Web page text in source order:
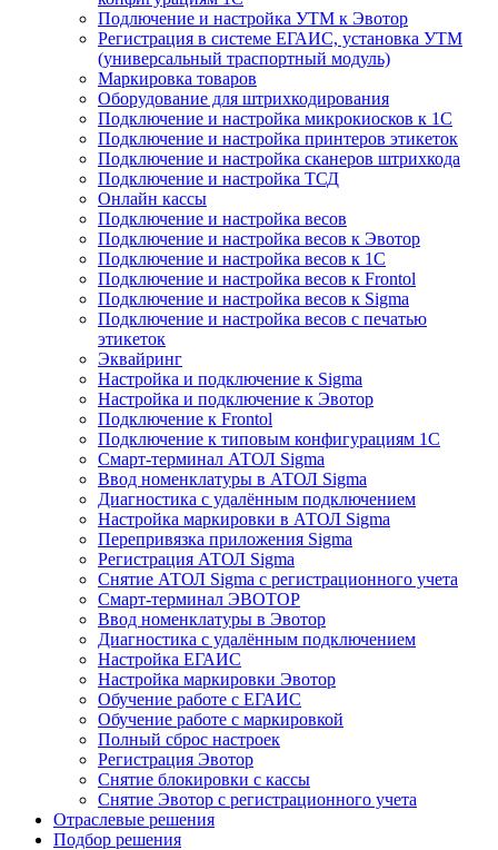
Подлючение и настройка УТМ к Эвотор
Регистрация в системе ЕГАИС, установка УТМ
(универсальный траспортный модуль)
Маркировка товаров
Оборудование для штрихкодирования
Подключение и настройка микрокиосков к 1С
Подключение и настройка принтеров этикеток
Подключение и настройка сканеров штрихкода
Подключение и настройка ТСД
Онлайн кассы
Подключение и настройка весов
Подключение и настройка весов к Эвотор
Подключение и настройка весов к 1С
Подключение и настройка весов к Frontol
Подключение и настройка весов к Sigma
Подключение и настройка весов с печатью
этикеток
Эквайринг
Настройка и подключение к Sigma
Настройка и подключение к Эвотор
Подключение к Frontol
Подключение к типовым конфигурациям 1С
Смарт-терминал АТОЛ Sigma
Ввод номенклатуры в АТОЛ Sigma
Диагностика с удалённым подключением
Настройка маркировки в АТОЛ Sigma
Перепривязка приложения Sigma
Регистрация АТОЛ Sigma
Снятие АТОЛ Sigma с регистрационного учета
Смарт-терминал ЭВОТОР
Ввод номенклатуры в Эвотор
Диагностика с удалённым подключением
Настройка ЕГАИС
Настройка маркировки Эвотор
Обучение работе с ЕГАИС
Обучение работе с маркировкой
Полный сброс настроек
Регистрация Эвотор
Снятие блокировки с кассы
Снятие Эвотор с регистрационного учета
Отраслевые решения
Подбор решения